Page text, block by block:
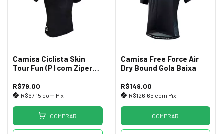
Camisa Ciclista Skin
Tour Fun (P) com Zíper
R$79,00
R$67,15 com Pix
COMPRAR
Camisa Free Force Air
Dry Bound Gola Baixa
R$149,00
R$126,65 com Pix
COMPRAR